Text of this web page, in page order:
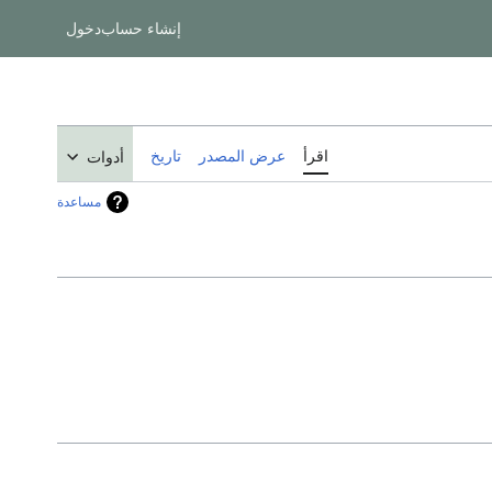
إنشاء حسابدخول
اقرأ عرض المصدر تاريخ أدوات
مساعدة